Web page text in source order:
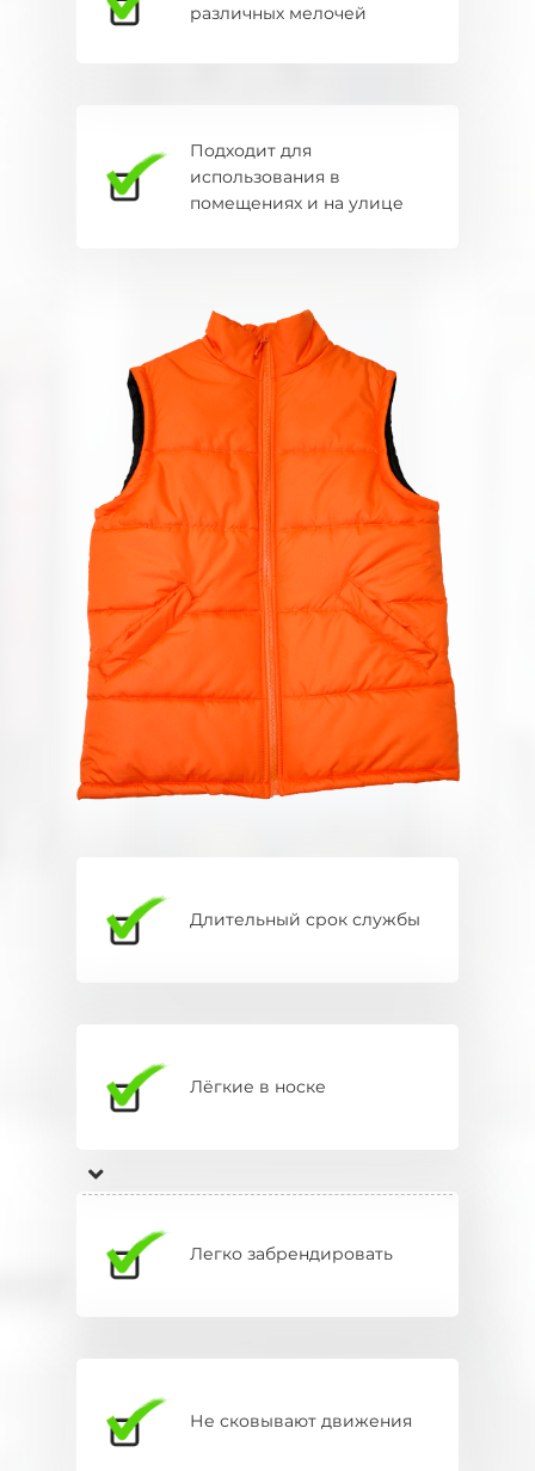
Подходит для
использования в
помещениях и на улице
Длительный срок службы
различных мелочей
Легко забрендировать
Не сковывают движения
Лёгкие в носке